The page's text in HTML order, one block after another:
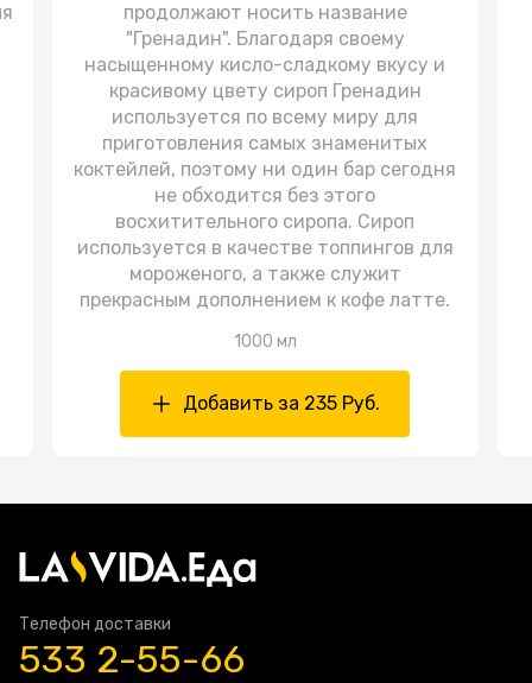
продолжают носить название
"Гренадин". Благодаря своему
насыщенному кисло-сладкому вкусу и
красивому цвету сироп Гренадин
используется по всему миру для
приготовления самых знаменитых
коктейлей, поэтому ни один бар сегодня
не обходится без этого
восхитительного сиропа. Сироп
используется в качестве топпингов для
мороженого, а также служит
прекрасным дополнением к кофе латте.
1000 мл
Добавить за 235 Руб.
Телефон доставки
533 2-55-66